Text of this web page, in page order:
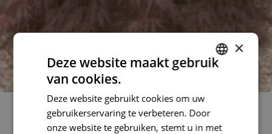
Japanse esdoorn
Acer palmatum 'Garnet'
×
Deze website maakt gebruik
van cookies.
Deze website gebruikt cookies om uw
gebruikerservaring te verbeteren. Door
onze website te gebruiken, stemt u in met